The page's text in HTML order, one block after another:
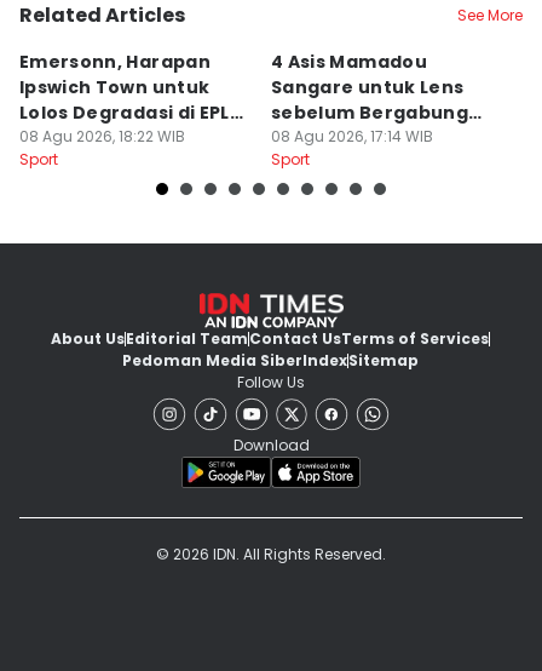
Related Articles See More
Emersonn, Harapan
Ipswich Town untuk
Lolos Degradasi di EPL
2026/2027
08 Agu 2026, 18:22 WIB
Sport
4 Asis Mamadou
Sangare untuk Lens
sebelum Bergabung
dengan Brentford
08 Agu 2026, 17:14 WIB
Sport
About UsEditorial TeamContact UsTerms of Services
Pedoman Media SiberIndexSitemap
Follow Us
Download
© 2026 IDN. All Rights Reserved.